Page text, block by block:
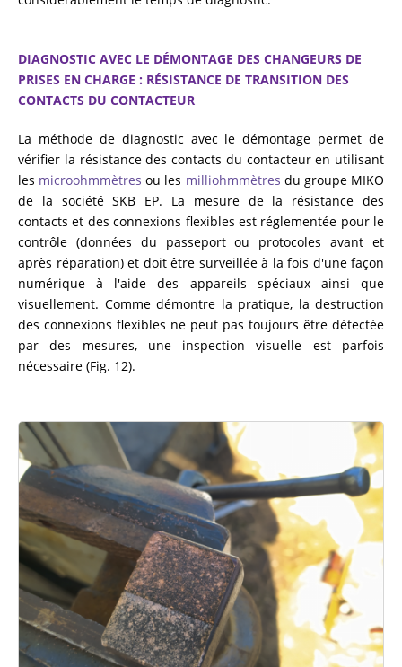
DIAGNOSTIC AVEC LE DÉMONTAGE DES CHANGEURS DE
PRISES EN CHARGE : RÉSISTANCE DE TRANSITION DES
CONTACTS DU CONTACTEUR
La méthode de diagnostic avec le démontage permet de
vérifier la résistance des contacts du contacteur en utilisant
les microohmmètres ou les milliohmmètres du groupe MIKO
de la société SKB EP. La mesure de la résistance des
contacts et des connexions flexibles est réglementée pour le
contrôle (données du passeport ou protocoles avant et
après réparation) et doit être surveillée à la fois d'une façon
numérique à l'aide des appareils spéciaux ainsi que
visuellement. Comme démontre la pratique, la destruction
des connexions flexibles ne peut pas toujours être détectée
par des mesures, une inspection visuelle est parfois
nécessaire (Fig. 12).